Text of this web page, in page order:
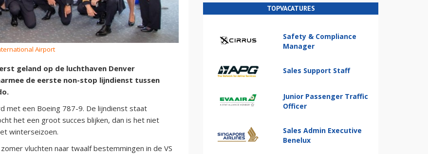
Airport
geland op de luchthaven Denver
de eerste non-stop lijndienst tussen
met een Boeing 787-9. De lijndienst staat
het een groot succes blijken, dan is het niet
winterseizoen.
vluchten naar twaalf bestemmingen in de VS
TOPVACATURES
Safety & Compliance
Manager
Sales Support Staff
Junior Passenger Traffic
Officer
Sales Admin Executive
Benelux